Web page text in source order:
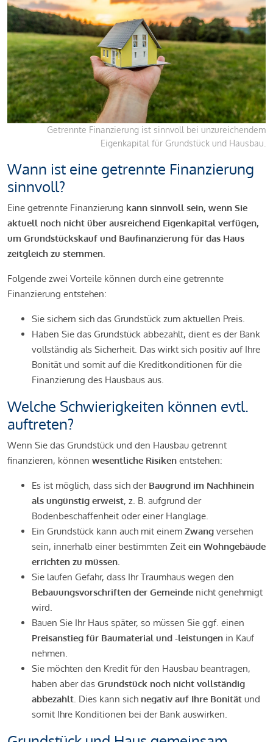
Getrennte Finanzierung ist sinnvoll bei unzureichendem
Eigenkapital für Grundstück und Hausbau.
Wann ist eine getrennte Finanzierung
sinnvoll?
Eine getrennte Finanzierung kann sinnvoll sein, wenn Sie
aktuell noch nicht über ausreichend Eigenkapital verfügen,
um Grundstückskauf und Baufinanzierung für das Haus
zeitgleich zu stemmen.
Folgende zwei Vorteile können durch eine getrennte
Finanzierung entstehen:
Sie sichern sich das Grundstück zum aktuellen Preis.
Haben Sie das Grundstück abbezahlt, dient es der Bank
vollständig als Sicherheit. Das wirkt sich positiv auf Ihre
Bonität und somit auf die Kreditkonditionen für die
Finanzierung des Hausbaus aus.
Welche Schwierigkeiten können evtl.
auftreten?
Wenn Sie das Grundstück und den Hausbau getrennt
finanzieren, können wesentliche Risiken entstehen:
Es ist möglich, dass sich der Baugrund im Nachhinein
als ungünstig erweist, z. B. aufgrund der
Bodenbeschaffenheit oder einer Hanglage.
Ein Grundstück kann auch mit einem Zwang versehen
sein, innerhalb einer bestimmten Zeit ein Wohngebäude
errichten zu müssen.
Sie laufen Gefahr, dass Ihr Traumhaus wegen den
Bebauungsvorschriften der Gemeinde nicht genehmigt
wird.
Bauen Sie Ihr Haus später, so müssen Sie ggf. einen
Preisanstieg für Baumaterial und -leistungen in Kauf
nehmen.
Sie möchten den Kredit für den Hausbau beantragen,
haben aber das Grundstück noch nicht vollständig
abbezahlt. Dies kann sich negativ auf Ihre Bonität und
somit Ihre Konditionen bei der Bank auswirken.